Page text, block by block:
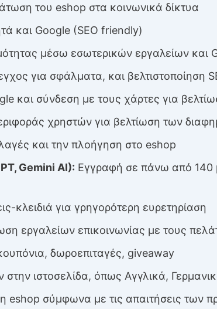
του eshop στα κοινωνικά δίκτυα
και Google (SEO friendly)
μέσω εσωτερικών εργαλείων και
για σφάλματα, και βελτιστοποίηση
και σύνδεση με τους χάρτες για
χρηστών για βελτίωση των
και την πλοήγηση στο eshop
Gemini AI): Εγγραφή σε πάνω από 140
κλειδιά για γρηγορότερη ευρετηρίαση
εργαλείων επικοινωνίας με τους
δωροεπιταγές, giveaway
ιστοσελίδα, όπως Αγγλικά,
eshop σύμφωνα με τις απαιτήσεις των